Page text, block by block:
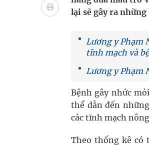
Vương Thành Công: Khi
Giải pháp nâng cao thị lực
Triển khai đồng bộ các
lại sẽ gây ra
Lương y Phạm
tĩnh mạch và
Lương y Phạm
Bệnh gây nhức
thể dẫn đến
các tĩnh mạch
Theo thống kê có